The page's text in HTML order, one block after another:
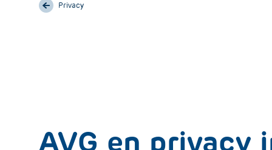
Maatwerk Onze
Privacy
AVG en privacy